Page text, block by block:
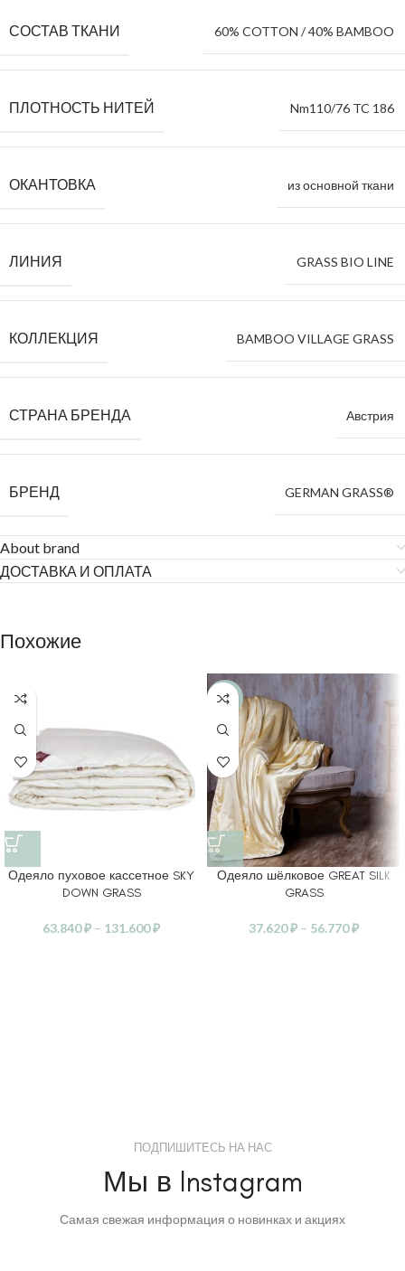
СОСТАВ ТКАНИ 60% COTТON / 40% BAMBOO
ПЛОТНОСТЬ НИТЕЙ Nm110/76 TC 186
ОКАНТОВКА из основной ткани
ЛИНИЯ GRASS BIO LINE
КОЛЛЕКЦИЯ BAMBOO VILLAGE GRASS
СТРАНА БРЕНДА Австрия
БРЕНД GERMAN GRASS®
About brand
ДОСТАВКА И ОПЛАТА
Похожие
Одеяло пуховое кассетное SKY
DOWN GRASS
63.840₽ – 131.600₽
-30%
Одеяло шёлковое GREAT SILK
GRASS
37.620₽ – 56.770₽
ПОДПИШИТЕСЬ НА НАС
Мы в Instagram
Самая свежая информация о новинках и акциях